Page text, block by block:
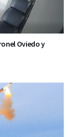
Oviedo y